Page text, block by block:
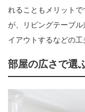
れることもメリット
が、リビングテーブ
イアウトするなどの工
部屋の広さで選